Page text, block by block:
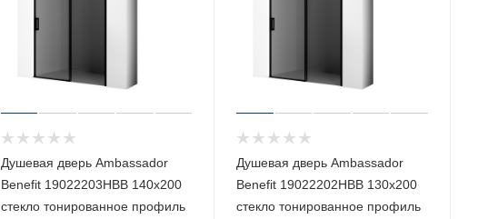
Душевая дверь Ambassador
Benefit 19022203HBB 140х200
стекло тонированное профиль
Душевая дверь Ambassador
Benefit 19022202HBB 130х200
стекло тонированное профиль